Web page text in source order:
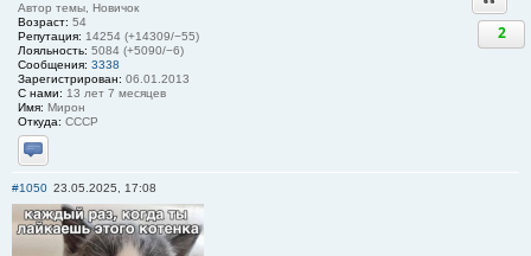
Автор темы, Новичок
Возраст: 54
Репутация: 14254 (+14309/−55)
Лояльность: 5084 (+5090/−6)
Сообщения: 3338
Зарегистрирован: 06.01.2013
С нами: 13 лет 7 месяцев
Имя: Мирон
Откуда: СССР
Отправить личное сообщение
2
#1050 23.05.2025, 17:08